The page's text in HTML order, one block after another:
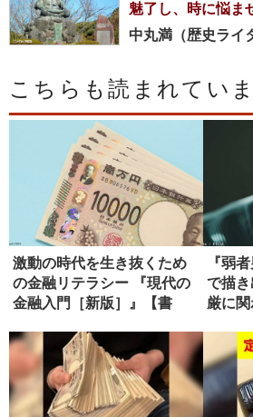
魅了し、時に悩ま
中丸満（歴史ライ
こちらも読まれてい
激動の時代を生き抜くため
の金融リテラシー 『現代の
金融入門［新版］』【書
『弱
で描
厳に